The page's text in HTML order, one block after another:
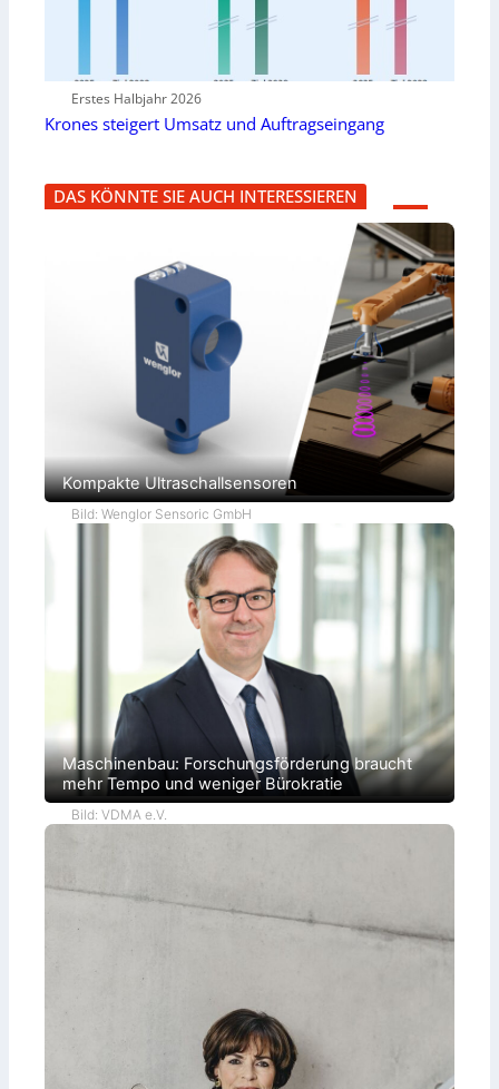
Erstes Halbjahr 2026
Krones steigert Umsatz und Auftragseingang
DAS KÖNNTE SIE AUCH INTERESSIEREN
Kompakte Ultraschallsensoren
Bild: Wenglor Sensoric GmbH
Maschinenbau: Forschungsförderung braucht
mehr Tempo und weniger Bürokratie
Bild: VDMA e.V.